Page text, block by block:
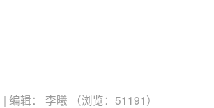
编辑： 李曦 （浏览：51191）